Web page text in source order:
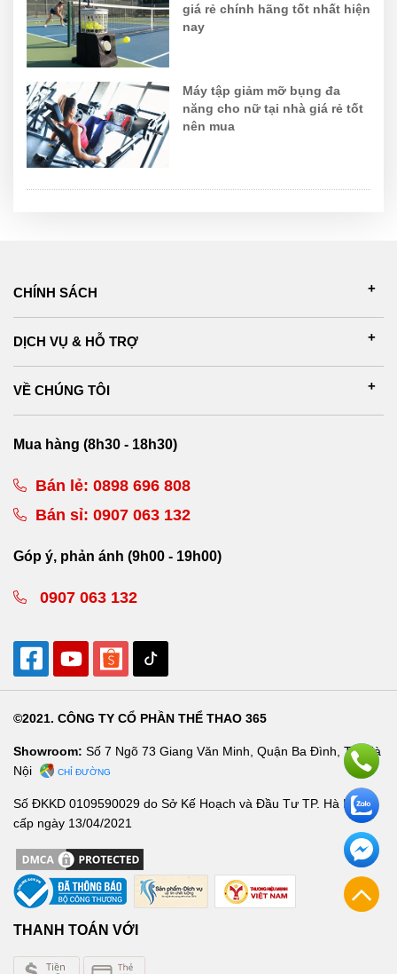
giá rẻ chính hãng tốt nhất hiện
nay
Máy tập giảm mỡ bụng đa
năng cho nữ tại nhà giá rẻ tốt
nên mua
CHÍNH SÁCH
DỊCH VỤ & HỖ TRỢ
VỀ CHÚNG TÔI
Mua hàng (8h30 - 18h30)
Bán lẻ: 0898 696 808
Bán sỉ: 0907 063 132
Góp ý, phản ánh (9h00 - 19h00)
0907 063 132
©2021. CÔNG TY CỔ PHẦN THỂ THAO 365
Showroom: Số 7 Ngõ 73 Giang Văn Minh, Quận Ba Đình, TP. Hà
Nội
CHỈ ĐƯỜNG
Số ĐKKD 0109590029 do Sở Kế Hoạch và Đầu Tư TP. Hà Nội
cấp ngày 13/04/2021
THANH TOÁN VỚI